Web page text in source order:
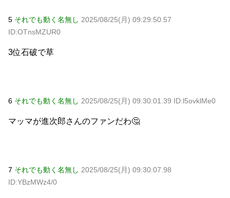
5 それでも動く名無し 2025/08/25(月) 09:29:50.57
ID:OTnsMZUR0
3位石破で草
6 それでも動く名無し 2025/08/25(月) 09:30:01.39 ID:l5ovklMe0
マッマが進次郎さんのファンだわ🤔
7 それでも動く名無し 2025/08/25(月) 09:30:07.98
ID:YBzMWz4/0